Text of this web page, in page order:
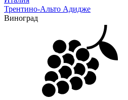
Трентино-Альто Адидже
Виноград